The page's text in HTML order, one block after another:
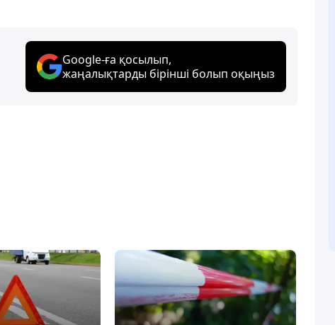
Google-ға қосылып,
жаңалықтарды бірінші болып оқыңыз